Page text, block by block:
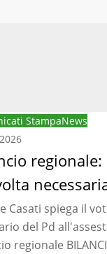
StampaNews
regionale:
Casati spiega il
del Pd
regionale